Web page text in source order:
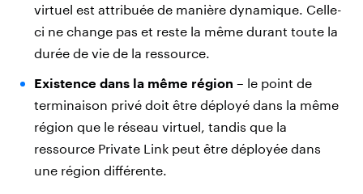
virtuel est attribuée de manière dynamique. Celle-
ci ne change pas et reste la même durant toute la
durée de vie de la ressource.
Existence dans la même région – le point de
terminaison privé doit être déployé dans la même
région que le réseau virtuel, tandis que la
ressource Private Link peut être déployée dans
une région différente.